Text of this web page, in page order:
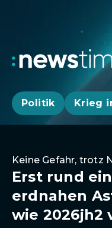
Politik Krieg
Keine Gefahr, trotz
Erst rund
erdnahen
wie 2026jh2